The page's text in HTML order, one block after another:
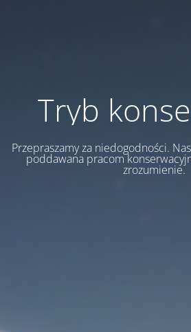
Tryb
Przepraszamy za niedogodności.
poddawana pracom
zrozumienie.